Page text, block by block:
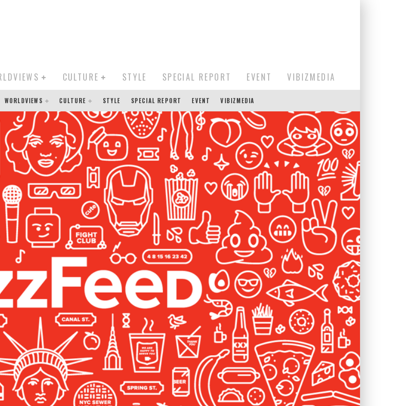
CULTURE STYLE SPECIAL REPORT EVENT VIBIZMEDIA
WORLDVIEWS CULTURE STYLE SPECIAL REPORT EVENT VIBIZMEDIA